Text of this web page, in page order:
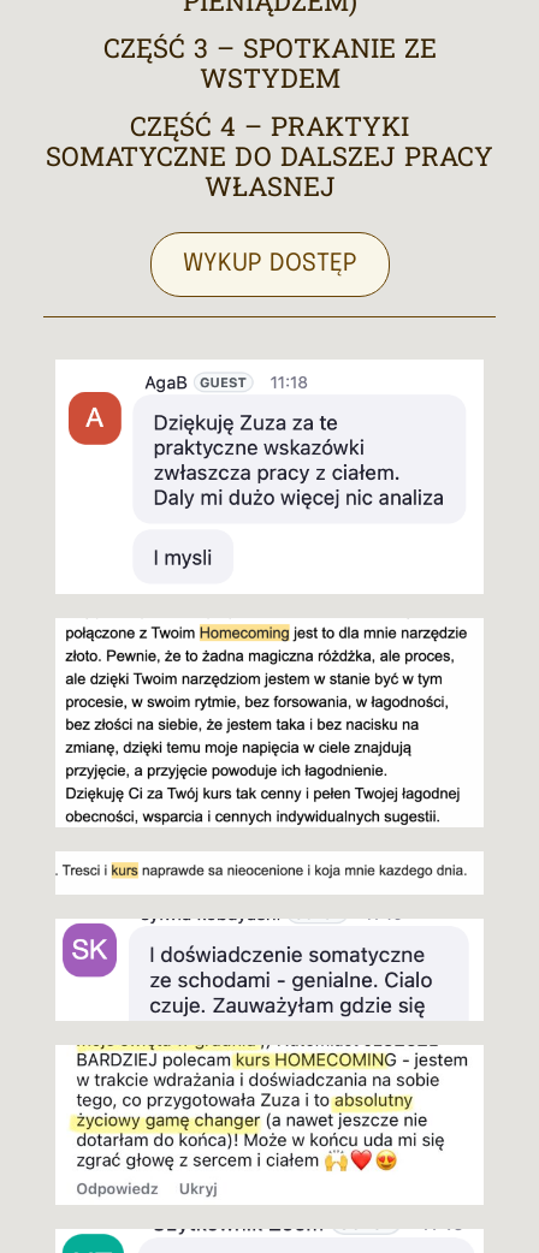
CZĘŚĆ 3 – SPOTKANIE ZE
WSTYDEM
CZĘŚĆ 4 – PRAKTYKI
SOMATYCZNE DO DALSZEJ PRACY
WŁASNEJ
WYKUP DOSTĘP